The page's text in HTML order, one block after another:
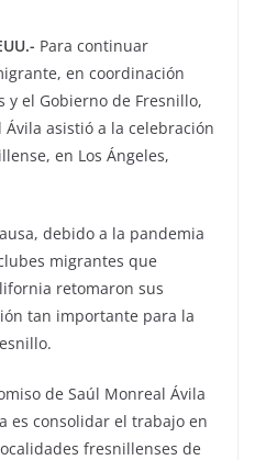
Para continuar
en coordinación
y el Gobierno de Fresnillo,
asistió a la celebración
en Los Ángeles,
debido a la pandemia
migrantes que
retomaron sus
tan importante para la
de Saúl Monreal Ávila
es consolidar el trabajo en
fresnillenses de